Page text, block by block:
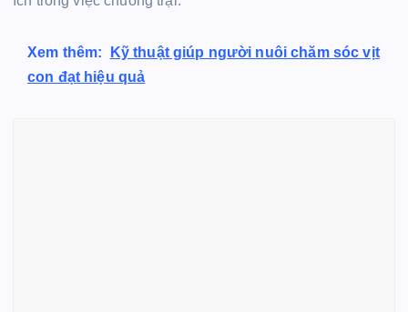
Xem thêm:
Kỹ thuật giúp người nuôi chăm sóc vịt
con đạt hiệu quả